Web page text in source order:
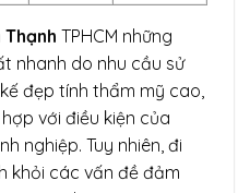
Thạnh TPHCM những
nhanh do nhu cầu sử
đẹp tính thẩm mỹ cao,
với điều kiện của
nghiệp. Tuy nhiên, đi
khỏi các vấn đề đảm